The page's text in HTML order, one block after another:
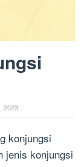
2023
konjungsi
jenis konjungsi